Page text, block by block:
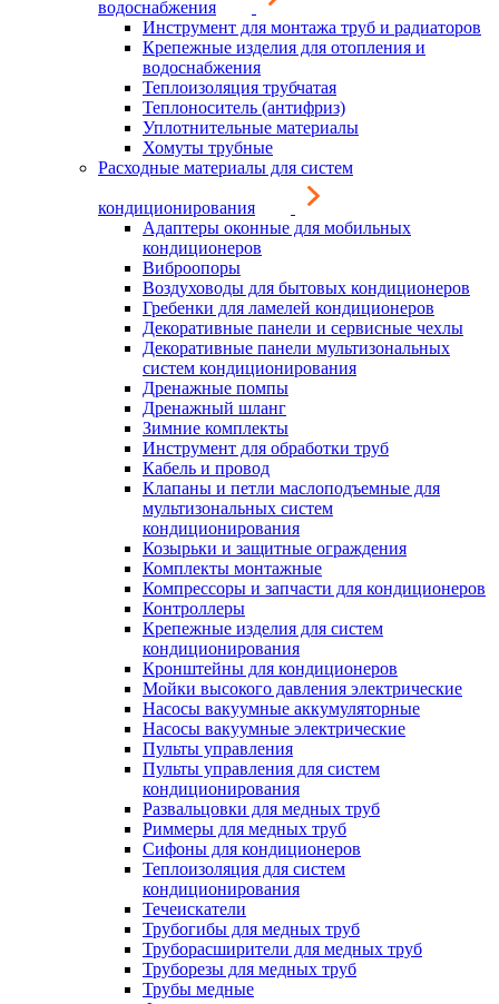
водоснабжения
Инструмент для монтажа труб и радиаторов
Крепежные изделия для отопления и
водоснабжения
Теплоизоляция трубчатая
Теплоноситель (антифриз)
Уплотнительные материалы
Хомуты трубные
Расходные материалы для систем
кондиционирования
Адаптеры оконные для мобильных
кондиционеров
Виброопоры
Воздуховоды для бытовых кондиционеров
Гребенки для ламелей кондиционеров
Декоративные панели и сервисные чехлы
Декоративные панели мультизональных
систем кондиционирования
Дренажные помпы
Дренажный шланг
Зимние комплекты
Инструмент для обработки труб
Кабель и провод
Клапаны и петли маслоподъемные для
мультизональных систем
кондиционирования
Козырьки и защитные ограждения
Комплекты монтажные
Компрессоры и запчасти для кондиционеров
Контроллеры
Крепежные изделия для систем
кондиционирования
Кронштейны для кондиционеров
Мойки высокого давления электрические
Насосы вакуумные аккумуляторные
Насосы вакуумные электрические
Пульты управления
Пульты управления для систем
кондиционирования
Развальцовки для медных труб
Риммеры для медных труб
Сифоны для кондиционеров
Теплоизоляция для систем
кондиционирования
Течеискатели
Трубогибы для медных труб
Труборасширители для медных труб
Труборезы для медных труб
Трубы медные